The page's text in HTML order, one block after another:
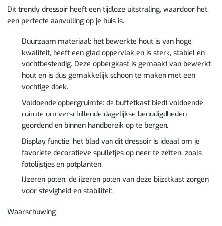
Dit trendy dressoir heeft een tijdloze uitstraling, waardoor het
een perfecte aanvulling op je huis is.
Duurzaam materiaal: het bewerkte hout is van hoge
kwaliteit, heeft een glad oppervlak en is sterk, stabiel en
vochtbestendig. Deze opbergkast is gemaakt van bewerkt
hout en is dus gemakkelijk schoon te maken met een
vochtige doek.
Voldoende opbergruimte: de buffetkast biedt voldoende
ruimte om verschillende dagelijkse benodigdheden
geordend en binnen handbereik op te bergen.
Display functie: het blad van dit dressoir is ideaal om je
favoriete decoratieve spulletjes op neer te zetten, zoals
fotolijstjes en potplanten.
IJzeren poten: de ijzeren poten van deze bijzetkast zorgen
voor stevigheid en stabiliteit.
Waarschuwing: